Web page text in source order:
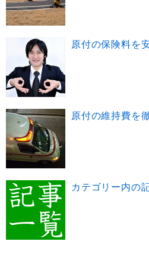
原付の保険料を
原付の維持費を
カテゴリー内の